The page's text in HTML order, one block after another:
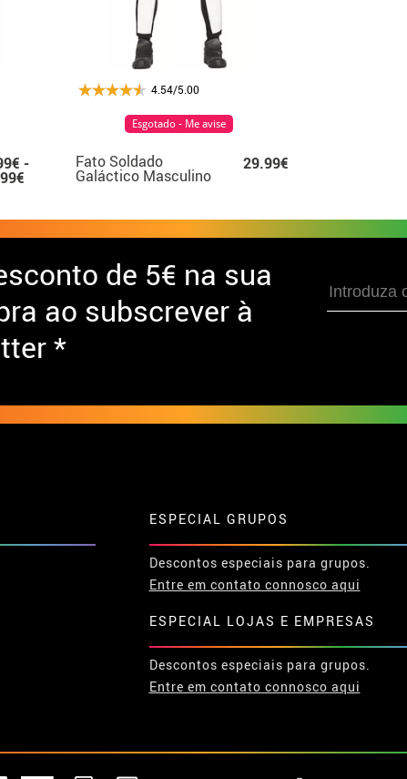
-
4.54/5.00
Fato Soldado
Galáctico Masculino
29.99€
Esgotado - Me avise
de 5€ na sua
ao subscrever à
*
ESPECIAL GRUPOS
Descontos especiais para grupos.
Entre em contato connosco aqui
ESPECIAL LOJAS E EMPRESAS
Descontos especiais para grupos.
Entre em contato connosco aqui